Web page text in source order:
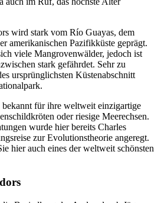
wird stark vom Río Guayas, dem
amerikanischen Pazifikküste geprägt.
viele Mangrovenwälder, jedoch ist
stark gefährdet. Sehr zu
ursprünglichsten Küstenabschnitt
für ihre weltweit einzigartige
oder riesige Meerechsen.
wurde hier bereits Charles
zur Evolutionstheorie angeregt.
hier auch eines der weltweit schönsten